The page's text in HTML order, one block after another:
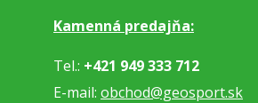
Kamenná predajňa:
Tel.: +421 949 333 712
E-mail: obchod@geosport.sk